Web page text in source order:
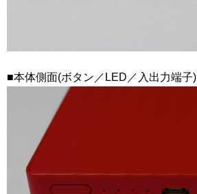
■本体側面(ボタン／LED／入出力端子)